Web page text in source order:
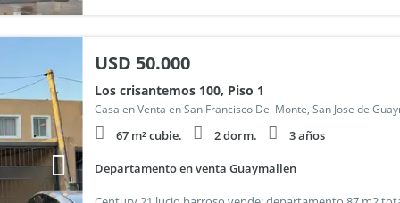
USD 50.000
Los crisantemos 100, Piso 1
Casa en Venta en San Francisco Del Monte, San Jose de
67 m² cubie. 2 dorm. 3 años
Departamento en venta Guaymallen